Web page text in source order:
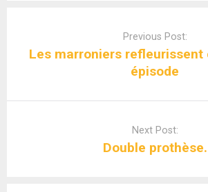
Previous Post:
Les marroniers refleurissent
épisode
Next Post:
Double prothèse.